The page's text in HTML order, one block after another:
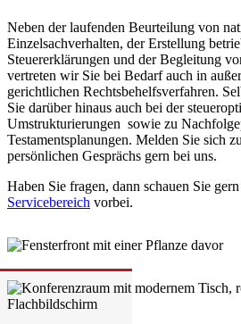
Neben der laufenden Beurteilung von
Einzelsachverhalten, der Erstellung
Steuererklärungen und der Begleitung
vertreten wir Sie bei Bedarf auch in
gerichtlichen Rechtsbehelfsverfahren.
Sie darüber hinaus auch bei der
Umstrukturierungen sowie zu
Testamentsplanungen. Melden Sie sich
persönlichen Gesprächs gern bei uns.
Haben Sie fragen, dann schauen Sie gern
Servicebereich vorbei.